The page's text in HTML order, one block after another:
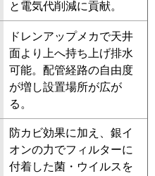
PA-P56U6GB PA-
と電気代削減に貢献。
ドレンアップメカで天井
面より上へ持ち上げ排水
可能。配管経路の自由度
が増し設置場所が広が
る。
防カビ効果に加え、銀イ
オンの力でフィルターに
付着した菌・ウイルスを